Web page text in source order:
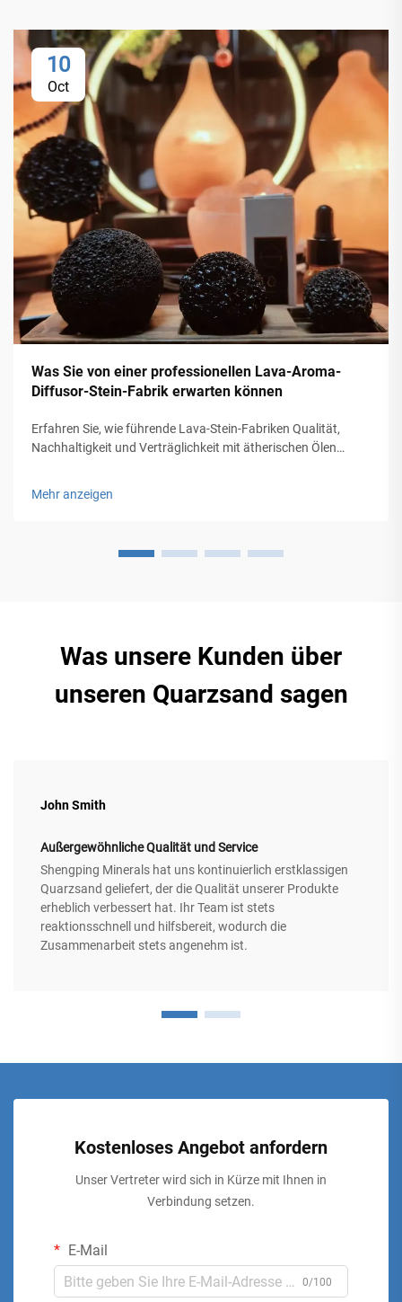
10
Oct
Was Sie von einer professionellen Lava-Aroma-
Diffusor-Stein-Fabrik erwarten können
Erfahren Sie, wie führende Lava-Stein-Fabriken Qualität,
Nachhaltigkeit und Verträglichkeit mit ätherischen Ölen
Mehr anzeigen
Was unsere Kunden über
unseren Quarzsand sagen
John Smith
Außergewöhnliche Qualität und Service
Shengping Minerals hat uns kontinuierlich erstklassigen
Quarzsand geliefert, der die Qualität unserer Produkte
erheblich verbessert hat. Ihr Team ist stets
reaktionsschnell und hilfsbereit, wodurch die
Zusammenarbeit stets angenehm ist.
Kostenloses Angebot anfordern
Unser Vertreter wird sich in Kürze mit Ihnen in
Verbindung setzen.
E-Mail
0/100